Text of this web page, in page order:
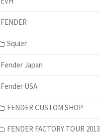
FENDER
Squier
Fender Japan
Fender USA
FENDER CUSTOM SHOP
FENDER FACTORY TOUR 2013